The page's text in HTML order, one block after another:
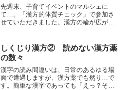
先週末、子育てイベントのマルシェに
て…。「漢方的体質チェック」で参加さ
せていただきました。漢方の輪が広がる
迫+AEDの使用法を紹介されていました。
しくじり漢方② 読めない漢方薬
の数々
漢字の読み間違いは、日常のあるゆる場
面で遭遇しますが、漢方薬でも然り…で
す。簡単な漢字であっても「えっ？そう